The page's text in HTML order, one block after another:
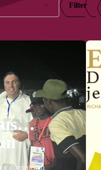
Filter
dominicaan